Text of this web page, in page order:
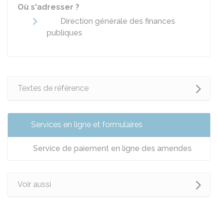
Où s'adresser ?
Direction générale des finances
publiques
Textes de référence
Services en ligne et formulaires
Service de paiement en ligne des amendes
Voir aussi